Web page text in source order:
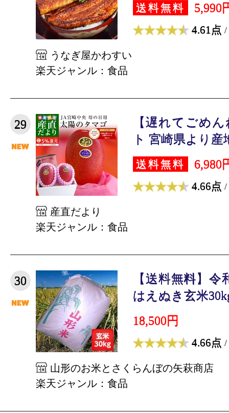
送料無料 5,990
4.61点 /
うなぎ屋かわすい
楽天ジャンル：食品
29
【遅れてごめ
ト 宮崎県より産
送料無料 6,980
4.66点 /
産直だより
楽天ジャンル：食品
30
【送料無料】
はえぬき玄米
18,500円
4.66点 /
山形のお米とさくらんぼの矢萩商店
楽天ジャンル：食品